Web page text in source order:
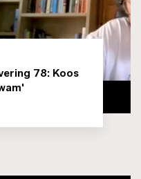
78: Koos